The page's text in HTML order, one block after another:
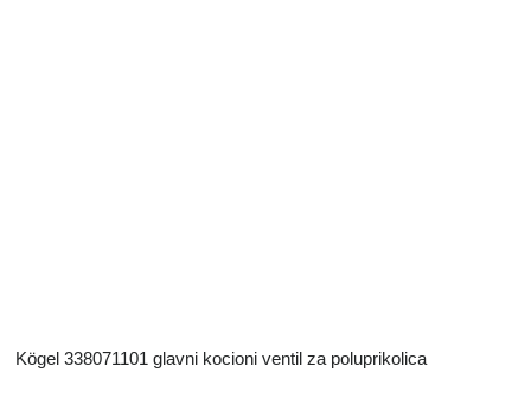
Kögel 338071101 glavni kocioni ventil za poluprikolica